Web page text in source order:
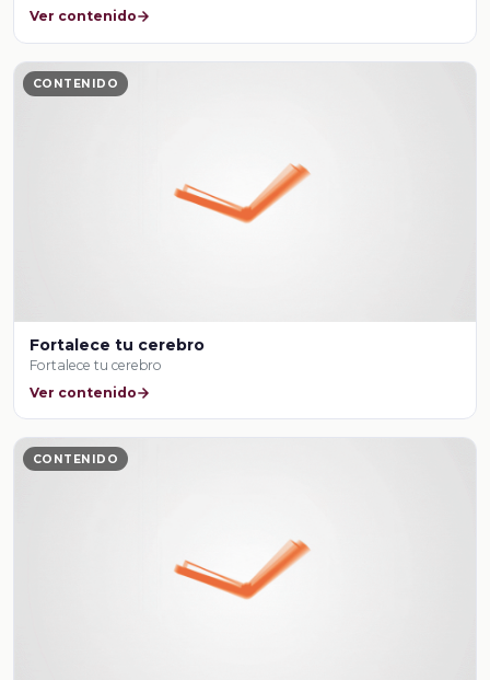
Ver contenido
CONTENIDO
Fortalece tu cerebro
Fortalece tu cerebro
Ver contenido
CONTENIDO